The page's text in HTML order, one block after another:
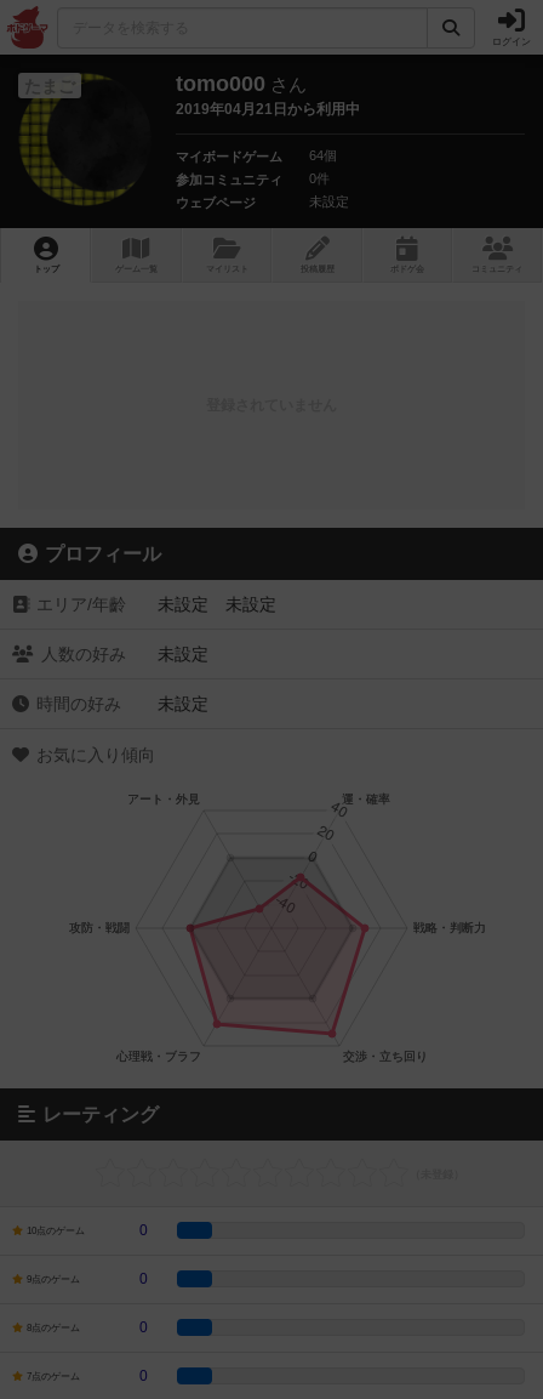
ログイン
たまご tomo000 さん
2019年04月21日から利用中
マイボードゲーム
64個
参加コミュニティ
0件
ウェブページ
未設定
トップ ゲーム一覧 マイリスト 投稿履歴 ボ ドゲ コミュニティ
プロフィール
エリア/年齡 未設定 未設定
人数の好み 未設定
時間の好み 未設定
お気に入り傾向
レーティング
10点のゲーム 0
9点のゲーム 0
8点のゲーム 0
7点のゲーム 0